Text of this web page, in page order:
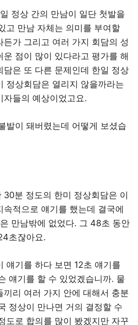
정상 간의 만남이 일단 첫발을
고 만남 자체는 의미를 부여할
든가 그리고 여러 가지 회담의 성
운 점이 많이 있다라고 평가를 해
담은 또 다른 문제인데 한일 정상
정상회담은 열리지 않을까라는
자들의 예상이었고요.
발이 돼버렸는데 어떻게 보셨습
30분 정도의 한미 정상회담은 이
속적으로 얘기를 했는데 결국에
만남밖에 없었다. 그 48초 동안
초잖아요.
얘기를 하다 보면 12초 얘기를
얘기를 할 수 있었겠습니까. 물
끼리 여러 가지 안에 대해서 충분
정상이 만나면 거의 결정할 수
도로 합의를 많이 봤겠지만 자꾸